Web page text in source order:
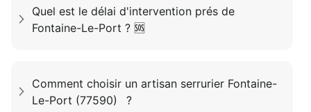
Quel est le délai d'intervention prés de
Fontaine-Le-Port ? 🆘
Comment choisir un artisan serrurier Fontaine-
Le-Port (77590) ?